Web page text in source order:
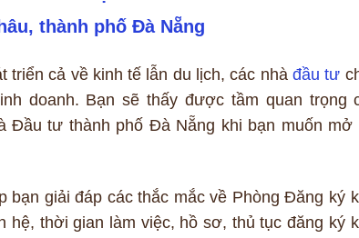
thành phố Đà Nẵng
triển cả về kinh tế lẫn du lịch, các nhà đầu tư
doanh. Bạn sẽ thấy được tầm quan trọng
Đầu tư thành phố Đà Nẵng khi bạn muốn mở
bạn giải đáp các thắc mắc về Phòng Đăng ký
hệ, thời gian làm việc, hồ sơ, thủ tục đăng ký